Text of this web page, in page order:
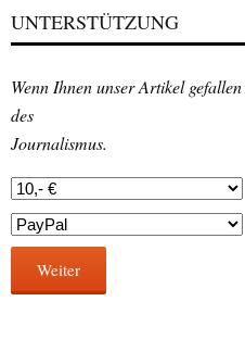
UNTERSTÜTZUNG
Wenn Ihnen unser Artikel
des
Journalismus.
Weiter